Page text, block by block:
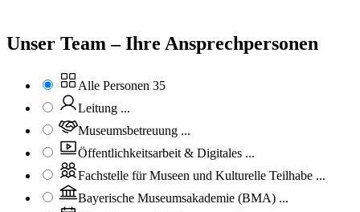
Unser Team – Ihre Ansprechpersonen
Alle Personen 35
Leitung ...
Museumsbetreuung ...
Öffentlichkeitsarbeit & Digitales ...
Fachstelle für Museen und Kulturelle Teilhabe ...
Bayerische Museumsakademie (BMA) ...